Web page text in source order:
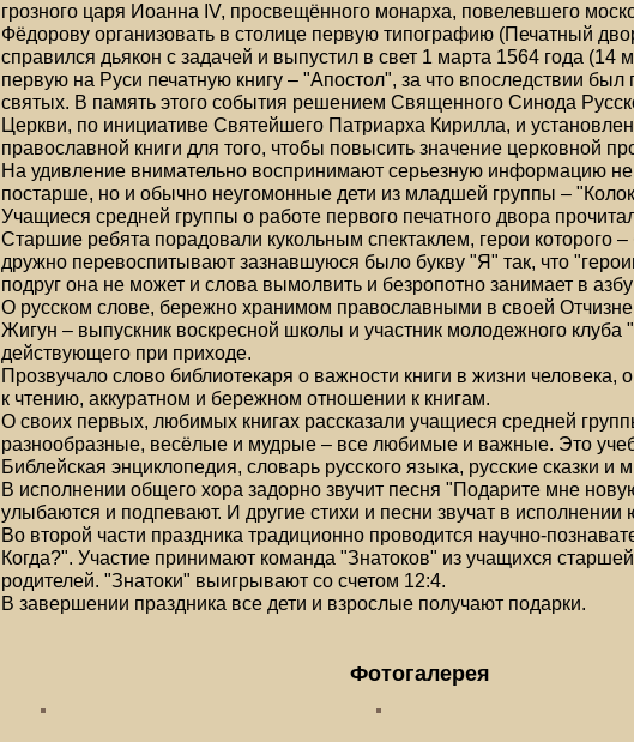
грозного царя Иоанна IV, просвещённого монарха, повелевшего
Фёдорову организовать в столице первую типографию (Печатный
справился дьякон с задачей и выпустил в свет 1 марта 1564 года (14
первую на Руси печатную книгу – "Апостол", за что впоследствии был
святых. В память этого события решением Священного Синода
Церкви, по инициативе Святейшего Патриарха Кирилла, и
православной книги для того, чтобы повысить значение церковной
На удивление внимательно воспринимают серьезную информацию не
постарше, но и обычно неугомонные дети из младшей группы –
Учащиеся средней группы о работе первого печатного двора
Старшие ребята порадовали кукольным спектаклем, герои которого
дружно перевоспитывают зазнавшуюся было букву "Я" так, что
подруг она не может и слова вымолвить и безропотно занимает в
О русском слове, бережно хранимом православными в своей
Жигун – выпускник воскресной школы и участник молодежного клуба
действующего при приходе.
Прозвучало слово библиотекаря о важности книги в жизни человека,
к чтению, аккуратном и бережном отношении к книгам.
О своих первых, любимых книгах рассказали учащиеся средней
разнообразные, весёлые и мудрые – все любимые и важные. Это
Библейская энциклопедия, словарь русского языка, русские сказки и
В исполнении общего хора задорно звучит песня "Подарите мне
улыбаются и подпевают. И другие стихи и песни звучат в исполнении
Во второй части праздника традиционно проводится научно-
Когда?". Участие принимают команда "Знатоков" из учащихся
родителей. "Знатоки" выигрывают со счетом 12:4.
В завершении праздника все дети и взрослые получают подарки.
Фотогалерея